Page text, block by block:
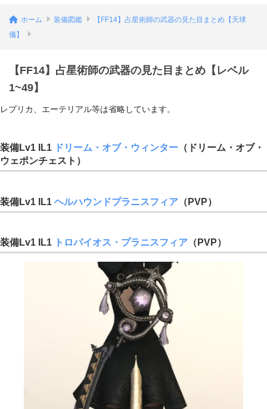
ホーム 装備図鑑
【FF14】占星術師の武器の見た目まとめ【天球
儀】
【FF14】占星術師の武器の見た目まとめ【レベル
1~49】
レプリカ、エーテリアル等は省略しています。
装備Lv1 IL1 ドリーム・オブ・ウィンター （ ドリーム・オブ・
ウェポンチェスト ）
装備Lv1 IL1 ヘルハウンドプラニスフィア （PVP）
装備Lv1 IL1 トロパイオス・プラニスフィア （PVP）